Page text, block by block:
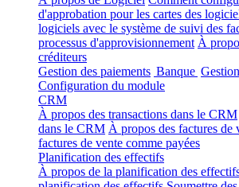
d'approbation pour les cartes des
logiciels avec le système de suivi des
processus d'approvisionnement À
créditeurs
Gestion des paiements Banque
Configuration du module
CRM
À propos des transactions dans le CRM
dans le CRM À propos des factures de
factures de vente comme payées
Planification des effectifs
À propos de la planification des